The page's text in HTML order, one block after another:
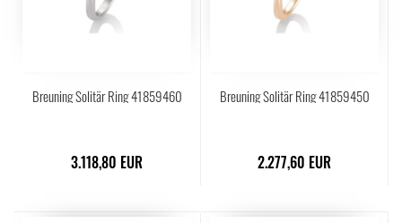
Breuning Solitär Ring 41859460
3.118,80 EUR
Breuning Solitär Ring 41859450
2.277,60 EUR